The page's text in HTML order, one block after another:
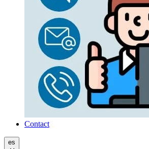
Contact
es